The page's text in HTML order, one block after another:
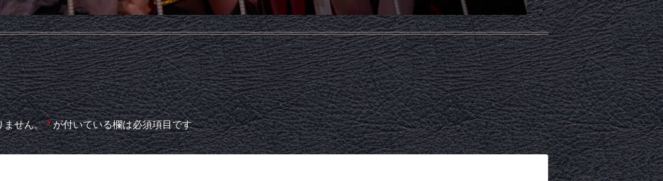
ません。 *が付いている欄は必須項目です